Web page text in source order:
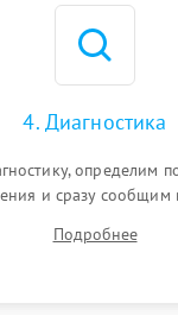
4. Диагностика
определим
и сразу сообщим
Подробнее